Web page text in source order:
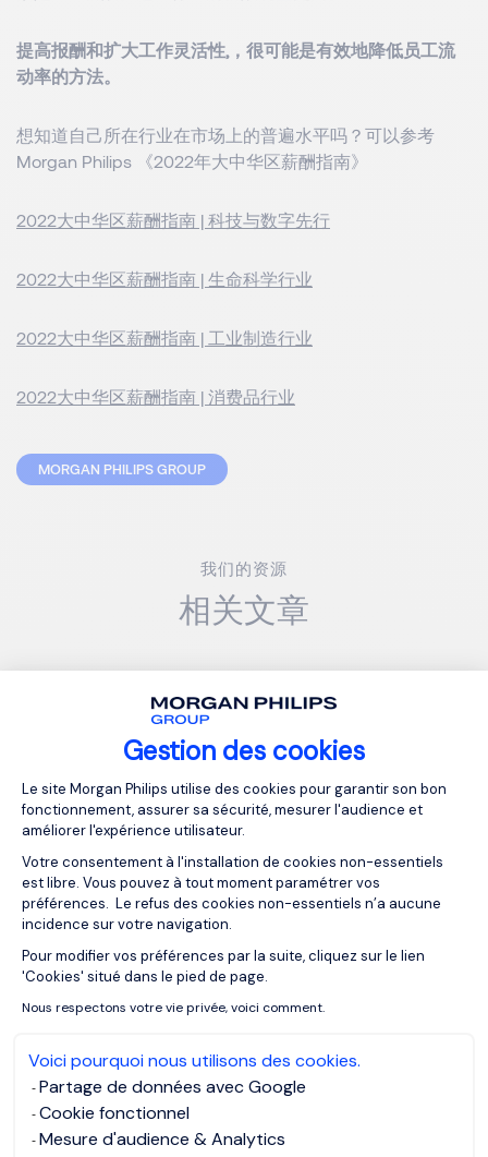
Gestion des cookies
Plateforme de Gestion du
Le site Morgan Philips utilise des cookies pour garantir son bon
fonctionnement, assurer sa sécurité, mesurer l'audience et
améliorer l'expérience utilisateur.
Votre consentement à l'installation de cookies non-essentiels
est libre. Vous pouvez à tout moment paramétrer vos
préférences. Le refus des cookies non-essentiels n’a aucune
incidence sur votre navigation.
Pour modifier vos préférences par la suite, cliquez sur le lien
'Cookies' situé dans le pied de page.
Nous respectons votre vie privée, voici comment.
Voici pourquoi nous utilisons des cookies.
Partage de données avec Google
Cookie fonctionnel
Mesure d'audience & Analytics
Axeptio consent
提高报酬和扩大工作灵活性,，很可能是有效地降低员工流
动率的方法。
想知道自己所在行业在市场上的普遍水平吗？可以参考
Morgan Philips 《2022年大中华区薪酬指南》
2022大中华区薪酬指南 | 科技与数字先行
2022大中华区薪酬指南 | 生命科学行业
2022大中华区薪酬指南 | 工业制造行业
2022大中华区薪酬指南 | 消费品行业
MORGAN PHILIPS GROUP
我们的资源
相关文章
在中国大陆，如何选择合适的
招聘机构？
为什么中国大陆的企业应与招